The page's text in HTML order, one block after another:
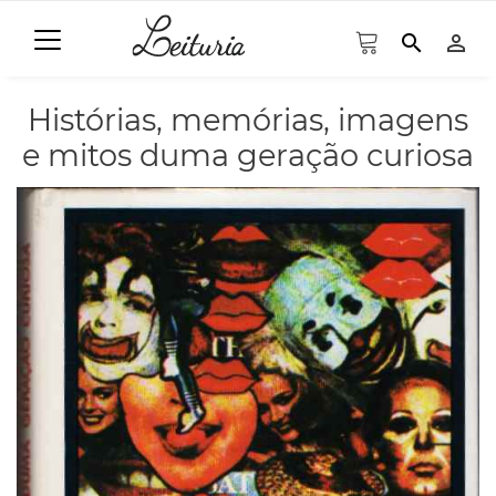
search person_outline
Histórias, memórias, imagens
e mitos duma geração curiosa